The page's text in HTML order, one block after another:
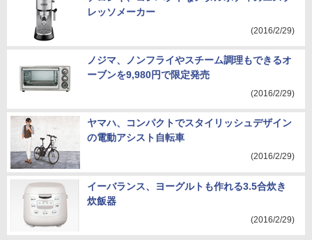
レッソメーカー
(2016/2/29)
ノジマ、ノンフライやスチーム調理もできるオ
ーブンを9,980円で限定発売
(2016/2/29)
ヤマハ、コンパクトでスタイリッシュデザイン
の電動アシスト自転車
(2016/2/29)
イーバランス、ヨーグルトも作れる3.5合炊き
炊飯器
(2016/2/29)